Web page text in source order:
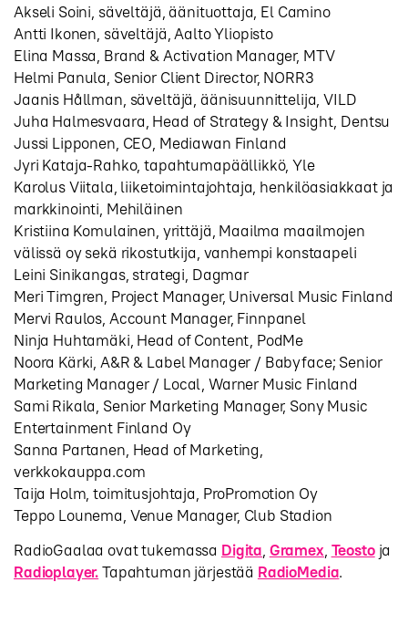
Akseli Soini, säveltäjä, äänituottaja, El Camino
Antti Ikonen, säveltäjä, Aalto Yliopisto
Elina Massa, Brand & Activation Manager, MTV
Helmi Panula, Senior Client Director, NORR3
Jaanis Hållman, säveltäjä, äänisuunnittelija, VILD
Juha Halmesvaara, Head of Strategy & Insight, Dentsu
Jussi Lipponen, CEO, Mediawan Finland
Jyri Kataja-Rahko, tapahtumapäällikkö, Yle
Karolus Viitala, liiketoimintajohtaja, henkilöasiakkaat ja
markkinointi, Mehiläinen
Kristiina Komulainen, yrittäjä, Maailma maailmojen
välissä oy sekä rikostutkija, vanhempi konstaapeli
Leini Sinikangas, strategi, Dagmar
Meri Timgren, Project Manager, Universal Music Finland
Mervi Raulos, Account Manager, Finnpanel
Ninja Huhtamäki, Head of Content, PodMe
Noora Kärki, A&R & Label Manager / Babyface; Senior
Marketing Manager / Local, Warner Music Finland
Sami Rikala, Senior Marketing Manager, Sony Music
Entertainment Finland Oy
Sanna Partanen, Head of Marketing,
verkkokauppa.com
Taija Holm, toimitusjohtaja, ProPromotion Oy
Teppo Lounema, Venue Manager, Club Stadion
RadioGaalaa ovat tukemassa Digita, Gramex, Teostoja
Radioplayer.Tapahtuman järjestää RadioMedia.